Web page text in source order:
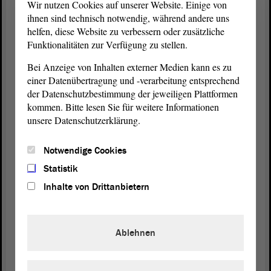
wichtige Ergänzung zum Lebenseinkommen.
Wenn ich Unterstützung brauche, dann muss sie
auch zeitnah kommen. Es kann nicht sein, dass
man, wenn man anspruchsberechtigt ist, über einen
längeren Zeitraum warten muss.
Etwas, das aber auch sein muss, ist das ist
tatsächlich eine Forderung, die ich an die
die Sozialleistungen in Deutschland insgesamt noch
einmal anschaut. Passen sie eigentlich alle
zueinander? Sind die Verschiebungen von der einen
diesem Bereich nicht noch deutlich harmonisieren?
Wir nutzen Cookies auf unserer Website. Einige von
ihnen sind technisch notwendig, während andere uns
helfen, diese Website zu verbessern oder zusätzliche
Funktionalitäten zur Verfügung zu stellen.
Bei Anzeige von Inhalten externer Medien kann es zu
einer Datenübertragung und -verarbeitung entsprechend
der Datenschutzbestimmung der jeweiligen Plattformen
kommen. Bitte lesen Sie für weitere Informationen
unsere Datenschutzerklärung.
Notwendige Cookies
Statistik
Inhalte von Drittanbietern
Ablehnen